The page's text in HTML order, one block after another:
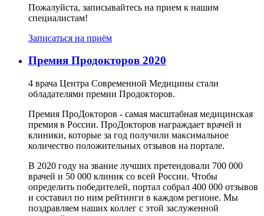
Пожалуйста, записывайтесь на прием к нашим
специалистам!
Записаться на приём
Премия Продокторов 2020
4 врача Центра Современной Медицины стали
обладателями премии Продокторов.
Премия ПроДокторов - самая масштабная медицинская
премия в России. ПроДокторов награждает врачей и
клиники, которые за год получили максимальное
количество положительных отзывов на портале.
В 2020 году на звание лучших претендовали 700 000
врачей и 50 000 клиник со всей России. Чтобы
определить победителей, портал собрал 400 000 отзывов
и составил по ним рейтинги в каждом регионе. Мы
поздравляем наших коллег с этой заслуженной